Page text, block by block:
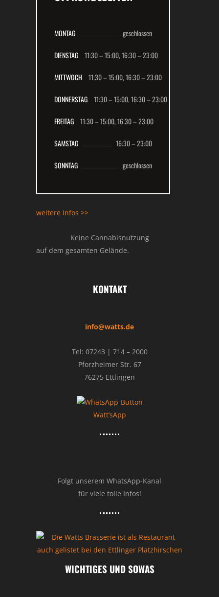
MONTAG geschlossen
DIENSTAG 11:30 – 15:00,16:30 – 23:00
MITTWOCH 11:30 – 15:00,16:30 – 23:00
DONNERSTAG 11:30 – 15:00,16:30 – 23:00
FREITAG 11:30 – 15:00,16:30 – 23:00
SAMSTAG 16:30 –23:00
SONNTAG geschlossen
weitere Infos >>
Keine Cannabisnutzung
auf dem gesamten Gelände.
KONTAKT
info@watts.de
Tel: 07243 | 714 – 2000
Pforzheimer Str. 67
76275 Ettlingen
Watt’sApp
Folgt unserem WhatsApp-Kanal
für viele tolle Infos!
WICHTIGES UND SOWAS